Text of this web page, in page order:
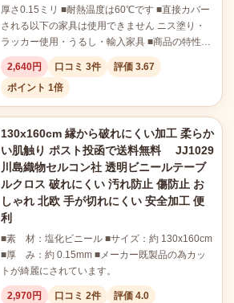
厚さ0.15ミリ ■耐熱温度は60℃です ■直接カバー
される以下の家具は使用できません ニス塗り・
ラッカー使用・うるし・輸入家具 ■商品の特性…
2,640円 口コミ 3件
評価 3.67
ポイント 1倍
130x160cm 縁から破れにくい加工 柔らか
い肌触り ポスト投函で送料無料 JJ1029
川島織物セルコン社 透明ビニールテーブ
ルクロス 破れにくい 汚れ防止 傷防止 お
しゃれ 北欧 手が切れにくい 安全加工 便
利
■素 材：塩化ビニール ■サイズ：約 130x160cm
■厚 み：約 0.15mm ■メーカー既製品の為カッ
トが綺麗にされています。
2,970円 口コミ 2件
評価 4.0